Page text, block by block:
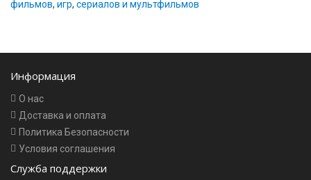
фильмов, игр, сериалов и мультфильмов
Информация
О нас
Доставка и оплата
Политика Безопасности
Условия соглашения
Служба поддержки